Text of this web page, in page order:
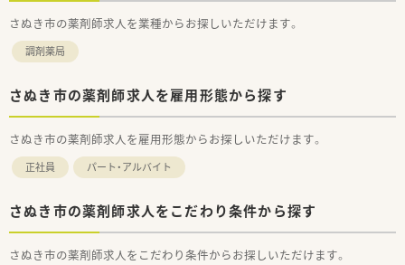
さぬき市の薬剤師求人を業種からお探しいただけます。
調剤薬局
さぬき市の薬剤師求人を雇用形態から探す
さぬき市の薬剤師求人を雇用形態からお探しいただけます。
正社員 パート・アルバイト
さぬき市の薬剤師求人をこだわり条件から探す
さぬき市の薬剤師求人をこだわり条件からお探しいただけます。